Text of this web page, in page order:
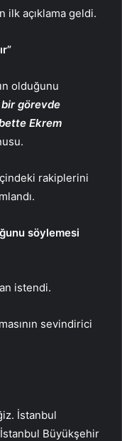
ilk açıklama geldi.
olduğunu
bir görevde
Ekrem
rakiplerini
söylemesi
istendi.
sevindirici
İstanbul
Büyükşehir